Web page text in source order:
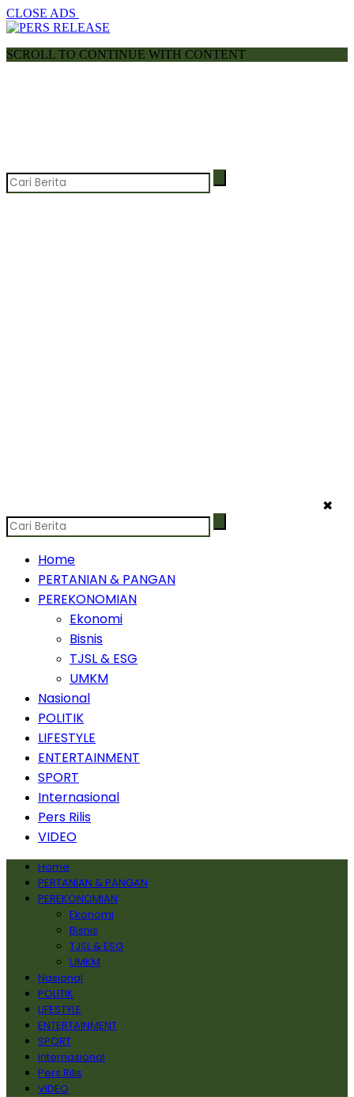
CLOSE ADS
SCROLL TO CONTINUE WITH CONTENT
✖
Home
PERTANIAN & PANGAN
PEREKONOMIAN
Ekonomi
Bisnis
TJSL & ESG
UMKM
Nasional
POLITIK
LIFESTYLE
ENTERTAINMENT
SPORT
Internasional
Pers Rilis
VIDEO
Home
PERTANIAN & PANGAN
PEREKONOMIAN
Ekonomi
Bisnis
TJSL & ESG
UMKM
Nasional
POLITIK
LIFESTYLE
ENTERTAINMENT
SPORT
Internasional
Pers Rilis
VIDEO